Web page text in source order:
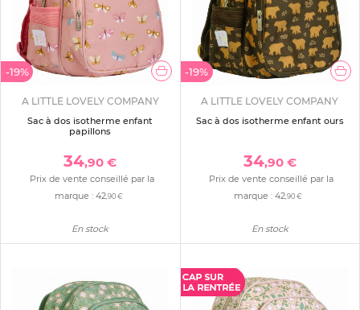
-19%
A LITTLE LOVELY COMPANY
Sac à dos isotherme enfant
papillons
34,90 €
Prix de vente conseillé par la
marque : 42,90 €
En stock
-19%
A LITTLE LOVELY COMPANY
Sac à dos isotherme enfant ours
34,90 €
Prix de vente conseillé par la
marque :42,90 €
En stock